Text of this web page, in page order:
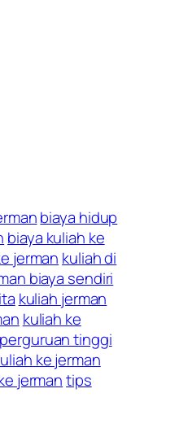
biaya hidup
biaya kuliah ke
jerman kuliah di
biaya sendiri
kuliah jerman
kuliah ke
perguruan tinggi
ke jerman
jermantips